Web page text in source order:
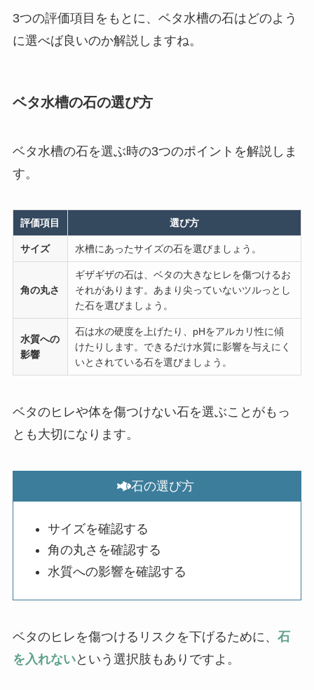
3つの評価項目をもとに、ベタ水槽の石はどのよう
に選べば良いのか解説しますね。
ベタ水槽の石の選び方
ベタ水槽の石を選ぶ時の3つのポイントを解説しま
す。
評価項目 選び方
サイズ 水槽にあったサイズの石を選びましょう。
角の丸さ
ギザギザの石は、ベタの大きなヒレを傷つけるお
それがあります。あまり尖っていないツルっとし
た石を選びましょう。
水質への
影響
石は水の硬度を上げたり、pHをアルカリ性に傾
けたりします。できるだけ水質に影響を与えにく
いとされている石を選びましょう。
ベタのヒレや体を傷つけない石を選ぶことがもっ
とも大切になります。
石の選び方
サイズを確認する
角の丸さを確認する
水質への影響を確認する
ベタのヒレを傷つけるリスクを下げるために、 石
を入れないという選択肢もありですよ。